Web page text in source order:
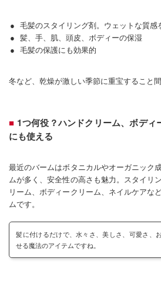
毛髪のスタイリング剤。ウェットな質感
髪、手、肌、頭皮、ボディーの保湿
毛髪の保護にも効果的
冬など、乾燥が激しい季節に重宝すること間
1つ何役？ハンドクリーム、ボディ
にも使える
最近のバームはボタニカルやオーガニック
ムが多く、安全性の高さも魅力。スタイリ
リーム、ボディークリーム、ネイルケアな
ムです。
髪に付けるだけで、水々さ、美しさ、可愛さ、
せる魔法のアイテムですね。